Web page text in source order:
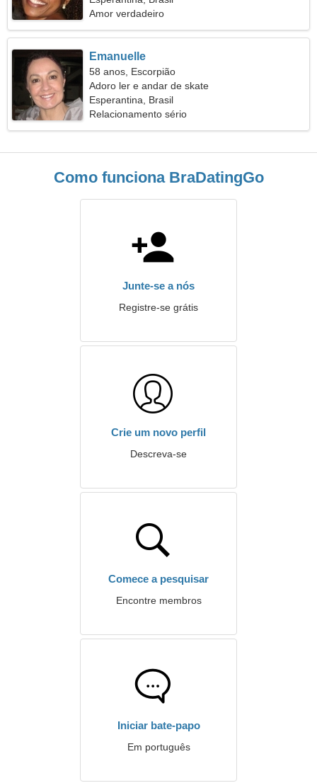
Amor verdadeiro
Emanuelle
58 anos, Escorpião
Adoro ler e andar de skate
Esperantina, Brasil
Relacionamento sério
Como funciona BraDatingGo
Junte-se a nós
Registre-se grátis
Crie um novo perfil
Descreva-se
Comece a pesquisar
Encontre membros
Iniciar bate-papo
Em português